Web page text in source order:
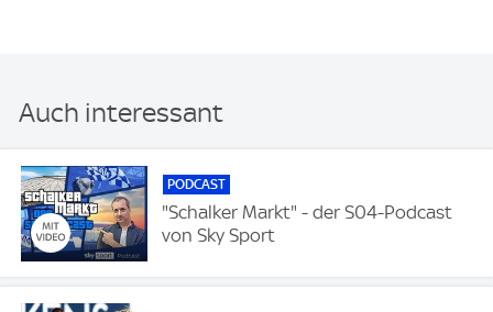
Auch interessant
PODCAST
"Schalker Markt" - der S04-Podcast
von Sky Sport